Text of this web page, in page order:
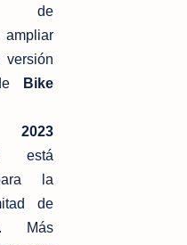
de
Bike
2023
está
la
de
Más